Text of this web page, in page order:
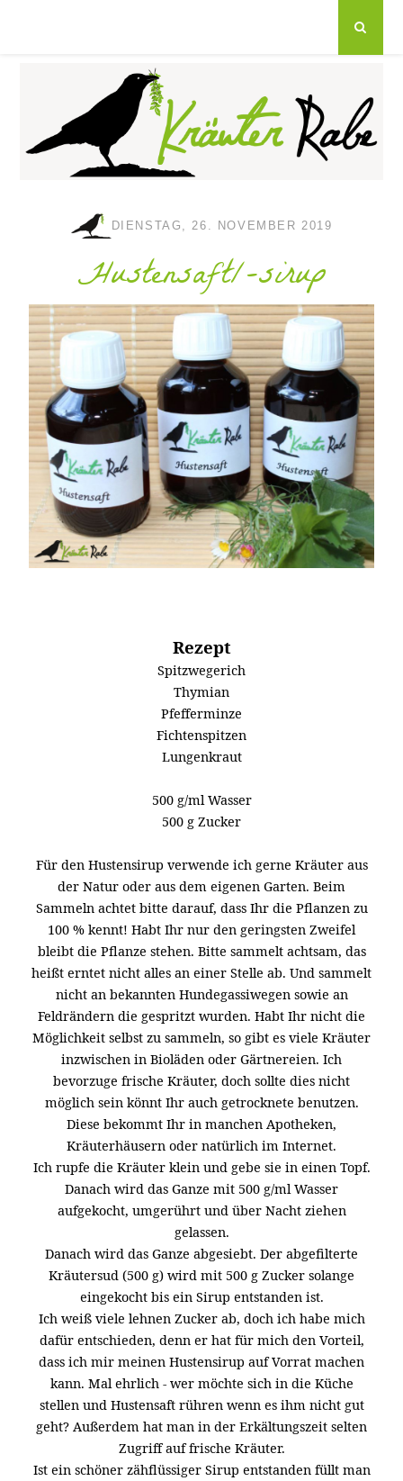
DIENSTAG, 26. NOVEMBER 2019
Hustensaft/-sirup
Rezept
Spitzwegerich
Thymian
Pfefferminze
Fichtenspitzen
Lungenkraut
500 g/ml Wasser
500 g Zucker
Für den Hustensirup verwende ich gerne Kräuter aus
der Natur oder aus dem eigenen Garten. Beim
Sammeln achtet bitte darauf, dass Ihr die Pflanzen zu
100 % kennt! Habt Ihr nur den geringsten Zweifel
bleibt die Pflanze stehen. Bitte sammelt achtsam, das
heißt erntet nicht alles an einer Stelle ab. Und sammelt
nicht an bekannten Hundegassiwegen sowie an
Feldrändern die gespritzt wurden. Habt Ihr nicht die
Möglichkeit selbst zu sammeln, so gibt es viele Kräuter
inzwischen in Bioläden oder Gärtnereien. Ich
bevorzuge frische Kräuter, doch sollte dies nicht
möglich sein könnt Ihr auch getrocknete benutzen.
Diese bekommt Ihr in manchen Apotheken,
Kräuterhäusern oder natürlich im Internet.
Ich rupfe die Kräuter klein und gebe sie in einen Topf.
Danach wird das Ganze mit 500 g/ml Wasser
aufgekocht, umgerührt und über Nacht ziehen
gelassen.
Danach wird das Ganze abgesiebt. Der abgefilterte
Kräutersud (500 g) wird mit 500 g Zucker solange
eingekocht bis ein Sirup entstanden ist.
Ich weiß viele lehnen Zucker ab, doch ich habe mich
dafür entschieden, denn er hat für mich den Vorteil,
dass ich mir meinen Hustensirup auf Vorrat machen
kann. Mal ehrlich - wer möchte sich in die Küche
stellen und Hustensaft rühren wenn es ihm nicht gut
geht? Außerdem hat man in der Erkältungszeit selten
Zugriff auf frische Kräuter.
Ist ein schöner zähflüssiger Sirup entstanden füllt man